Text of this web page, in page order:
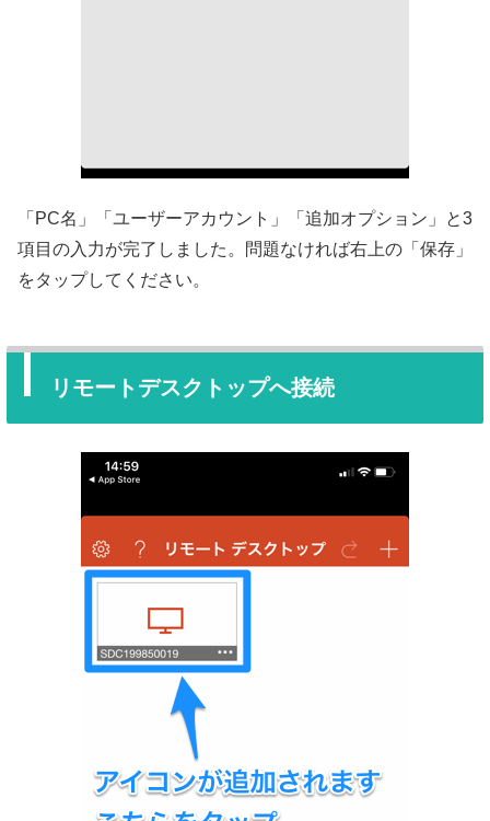
「PC名」「ユーザーアカウント」「追加オプション」と3
項目の入力が完了しました。問題なければ右上の「保存」
をタップしてください。
リモートデスクトップへ接続